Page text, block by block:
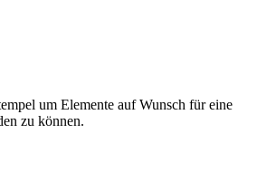
um Elemente auf Wunsch für eine
zu können.